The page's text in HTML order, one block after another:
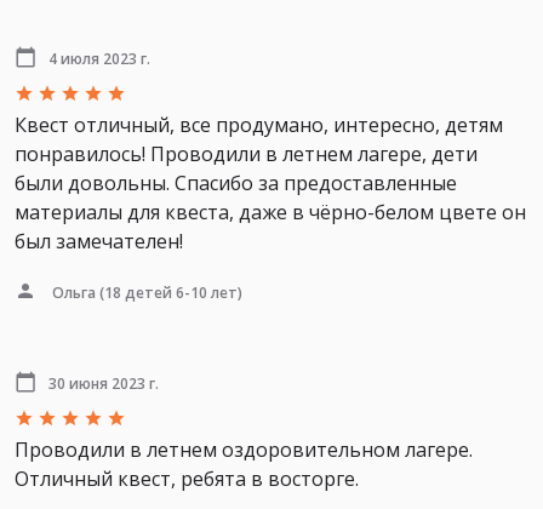
4 июля 2023 г.
Квест отличный, все продумано, интересно, детям
понравилось! Проводили в летнем лагере, дети
были довольны. Спасибо за предоставленные
материалы для квеста, даже в чёрно-белом цвете он
был замечателен!
Ольга (18 детей 6-10 лет)
30 июня 2023 г.
Проводили в летнем оздоровительном лагере.
Отличный квест, ребята в восторге.